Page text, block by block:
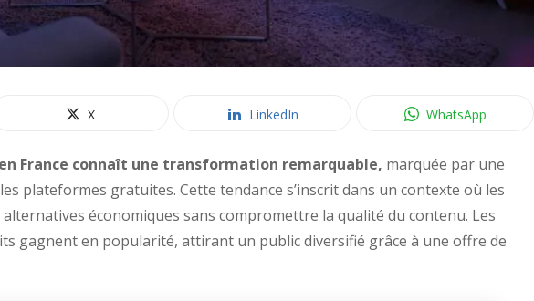
X LinkedIn WhatsApp
France connaît une transformation remarquable, marquée par une
plateformes gratuites. Cette tendance s’inscrit dans un contexte où les
économiques sans compromettre la qualité du contenu. Les
gagnent en popularité, attirant un public diversifié grâce à une offre de